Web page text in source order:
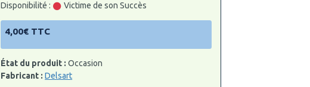
Disponibilité : Victime de son Succès
4,00€ TTC
État du produit : Occasion
Fabricant : Delsart